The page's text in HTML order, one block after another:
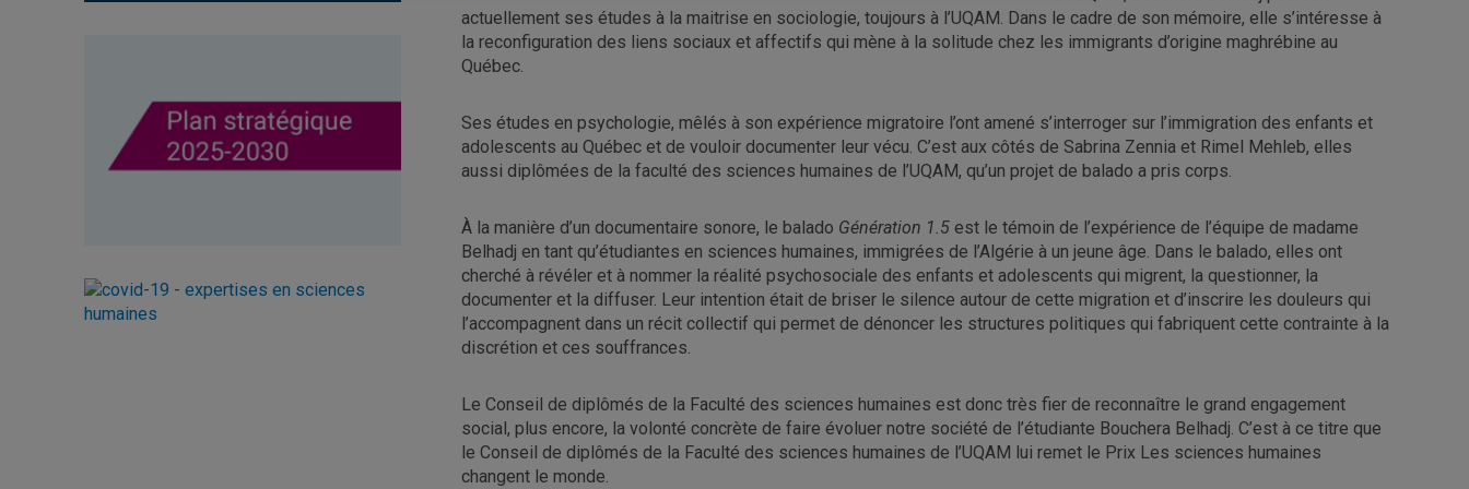
actuellement ses études à la maitrise en sociologie, toujours à l’UQAM. Dans le cadre de son mémoire, elle s’intéresse à
la reconfiguration des liens sociaux et affectifs qui mène à la solitude chez les immigrants d’origine maghrébine au
Québec.
Ses études en psychologie, mêlés à son expérience migratoire l’ont amené s’interroger sur l’immigration des enfants et
adolescents au Québec et de vouloir documenter leur vécu. C’est aux côtés de Sabrina Zennia et Rimel Mehleb, elles
aussi diplômées de la faculté des sciences humaines de l’UQAM, qu’un projet de balado a pris corps.
À la manière d’un documentaire sonore, le balado Génération 1.5 est le témoin de l’expérience de l’équipe de madame
Belhadj en tant qu’étudiantes en sciences humaines, immigrées de l’Algérie à un jeune âge. Dans le balado, elles ont
cherché à révéler et à nommer la réalité psychosociale des enfants et adolescents qui migrent, la questionner, la
documenter et la diffuser. Leur intention était de briser le silence autour de cette migration et d’inscrire les douleurs qui
l’accompagnent dans un récit collectif qui permet de dénoncer les structures politiques qui fabriquent cette contrainte à la
discrétion et ces souffrances.
Le Conseil de diplômés de la Faculté des sciences humaines est donc très fier de reconnaître le grand engagement
social, plus encore, la volonté concrète de faire évoluer notre société de l’étudiante Bouchera Belhadj. C’est à ce titre que
le Conseil de diplômés de la Faculté des sciences humaines de l’UQAM lui remet le Prix Les sciences humaines
changent le monde.